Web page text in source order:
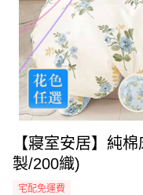
【寢室安居】純
製/200織)
宅配免運費